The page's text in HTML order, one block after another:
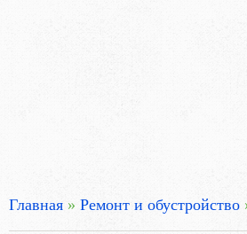
Главная » Ремонт и обустройство